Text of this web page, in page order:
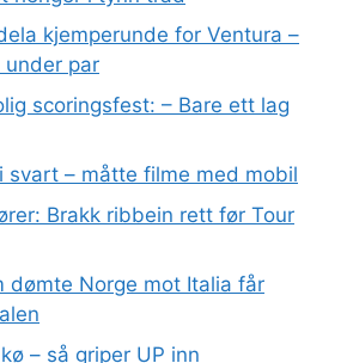
kjemperunde for Ventura –
under par
scoringsfest: – Bare ett lag
svart – måtte filme med mobil
Brakk ribbein rett før Tour
dømte Norge mot Italia får
– så griper UP inn